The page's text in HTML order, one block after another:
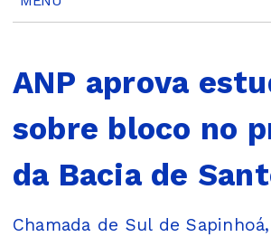
ANP aprova
sobre bloco no
da Bacia de
Chamada de Sul de